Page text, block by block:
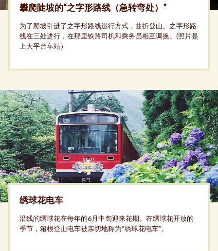
攀爬陡坡的“之字形路线（急转弯处）”
为了爬坡引进了之字形路线运行方式，曲折登山。之字形路
线在三处进行，在那里铁路司机和乘务员相互调换。(照片是
上大平台车站）
绣球花电车
沿线的绣球花在每年的6月中旬迎来花期。在绣球花开放的
季节，箱根登山电车被亲切地称为“绣球花电车”。